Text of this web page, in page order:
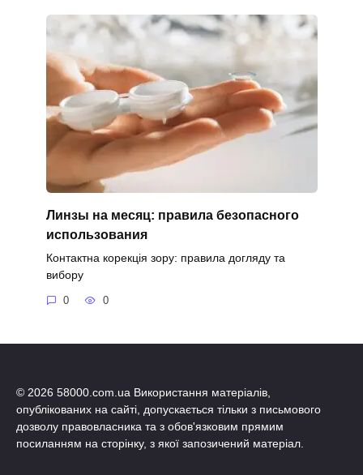
Линзы на месяц: правила безопасного
использования
Контактна корекція зору: правила догляду та
вибору
0 0
© 2026 58000.com.ua Використання матеріалів,
опублікованих на сайті, допускається тільки з письмового
дозволу правовласника та з обов'язковим прямим
посиланням на сторінку, з якої запозичений матеріал.